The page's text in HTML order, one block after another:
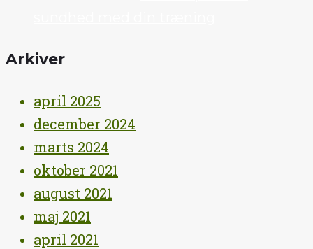
Arkiver
april 2025
december 2024
marts 2024
oktober 2021
august 2021
maj 2021
april 2021